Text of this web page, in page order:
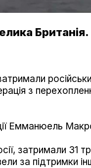
Британія.
з
Емманюель
затримали 31
за підтримки